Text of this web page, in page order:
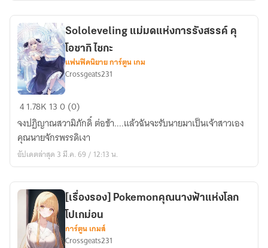
เรื่อง
อยาก
ปรึกษา
อาจารย์
ครับ
Sololeveling
แม่มด
แห่ง
การ
รังสรรค์
โอ
ซากิ
ไซกะ
Sololeveling แม่มดแห่งการรังสรรค์ คุ
โอซากิ ไซกะ
แฟนฟิคนิยาย การ์ตูน เกม
Crossgeats231
41.78K 130 (0)
จงปฏิญาณสวามิภักดิ์ ต่อข้า....แล้วฉันจะรับนายมาเป็นเจ้าสาวเอง
คุณนายจักรพรรดิเงา
อัปเดตล่าสุด 3 มี.ค. 69 / 12:13 น.
[เรื่องรอง] Pokemonคุณนางฟ้าแห่งโลก
โปเกม่อน
การ์ตูน เกมส์
Crossgeats231